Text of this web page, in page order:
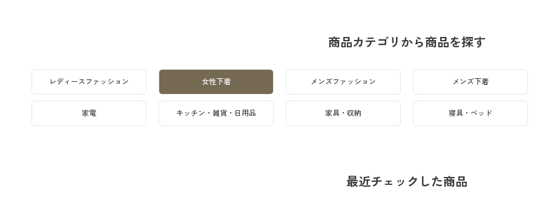
商品カテゴリから商品を探す
レディースファッション 女性下着 メンズファッション メンズ下着
家電 キッチン・雑貨・日用品 家具・収納 寝具・ベッド
最近チェックした商品